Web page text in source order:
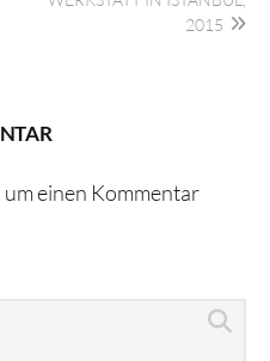
2015
um einen Kommentar